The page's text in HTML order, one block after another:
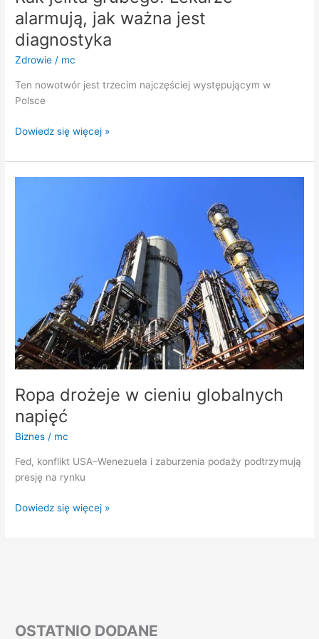
alarmują, jak ważna jest
diagnostyka
Zdrowie / mc
Ten nowotwór jest trzecim najczęściej występującym w
Polsce
Dowiedz się więcej »
Ropa drożeje w cieniu globalnych
napięć
Biznes / mc
Fed, konflikt USA–Wenezuela i zaburzenia podaży podtrzymują
presję na rynku
Dowiedz się więcej »
OSTATNIO DODANE